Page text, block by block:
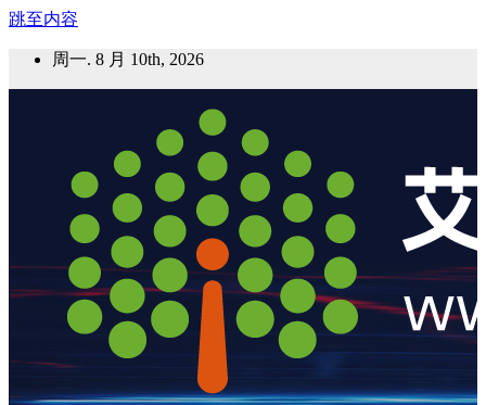
跳至内容
周一. 8 月 10th, 2026